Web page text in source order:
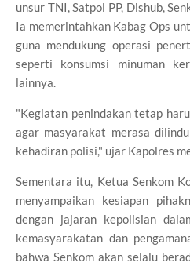
unsur TNI, Satpol PP, Dishub,
Ia memerintahkan Kabag Ops
guna mendukung operasi
seperti konsumsi minuman
lainnya.
"Kegiatan penindakan tetap
agar masyarakat merasa
kehadiran polisi," ujar Kapolres
Sementara itu, Ketua Senkom
menyampaikan kesiapan
dengan jajaran kepolisian
kemasyarakatan dan
bahwa Senkom akan selalu